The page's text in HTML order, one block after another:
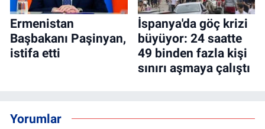
Ermenistan
Başbakanı Paşinyan,
istifa etti
İspanya'da göç krizi
büyüyor: 24 saatte
49 binden fazla kişi
sınırı aşmaya çalıştı
Yorumlar